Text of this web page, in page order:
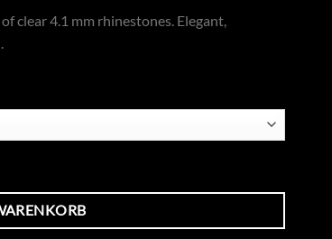
clear 4.1 mm rhinestones. Elegant,